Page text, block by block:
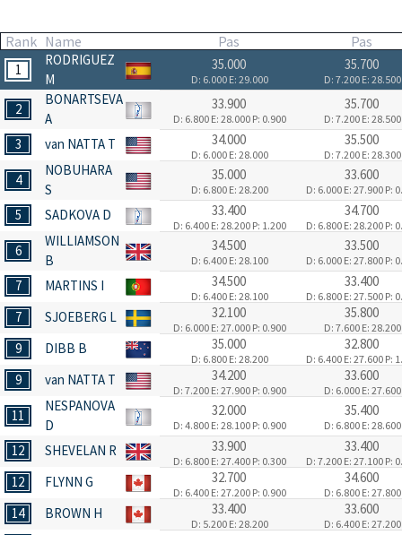
Rank Name Pas Pas
1
RODRIGUEZ
M
35.000
D: 6.000 E: 29.000
35.700
D: 7.200 E: 28.500
2
BONARTSEVA
A
33.900
D: 6.800 E: 28.000 P: 0.900
35.700
D: 7.200 E: 28.500
3 van NATTA T 34.000
D: 6.000 E: 28.000
35.500
D: 7.200 E: 28.300
4
NOBUHARA
S
35.000
D: 6.800 E: 28.200
33.600
D: 6.000 E: 27.900 P:
5 SADKOVA D 33.400
D: 6.400 E: 28.200 P: 1.200
34.700
D: 6.800 E: 28.200 P:
6
WILLIAMSON
B
34.500
D: 6.400 E: 28.100
33.500
D: 6.000 E: 27.800 P:
7 MARTINS I 34.500
D: 6.400 E: 28.100
33.400
D: 6.800 E: 27.500 P:
7 SJOEBERG L 32.100
D: 6.000 E: 27.000 P: 0.900
35.800
D: 7.600 E: 28.200
9 DIBB B 35.000
D: 6.800 E: 28.200
32.800
D: 6.400 E: 27.600 P:
9 van NATTA T 34.200
D: 7.200 E: 27.900 P: 0.900
33.600
D: 6.000 E: 27.600
11
NESPANOVA
D
32.000
D: 4.800 E: 28.100 P: 0.900
35.400
D: 6.800 E: 28.600
12 SHEVELAN R 33.900
D: 6.800 E: 27.400 P: 0.300
33.400
D: 7.200 E: 27.100 P:
12 FLYNN G 32.700
D: 6.400 E: 27.200 P: 0.900
34.600
D: 6.800 E: 27.800
14 BROWN H 33.400
D: 5.200 E: 28.200
33.600
D: 6.400 E: 27.200